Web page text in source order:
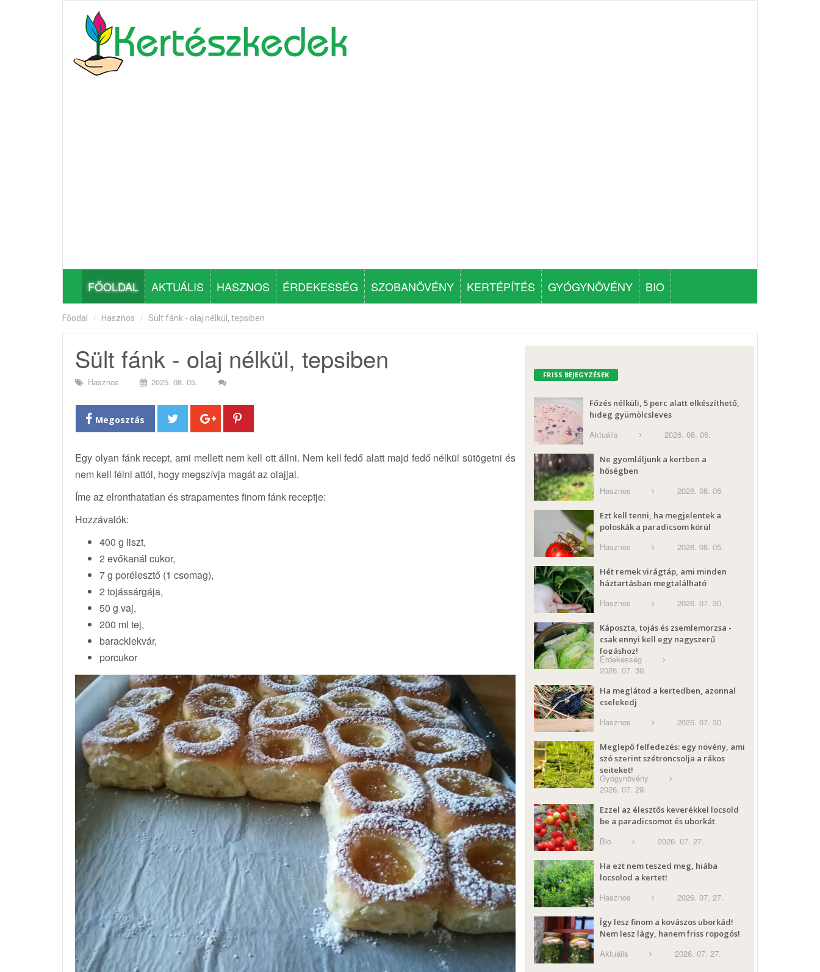
FŐOLDAL AKTUÁLIS HASZNOS ÉRDEKESSÉG SZOBANÖVÉNY KERTÉPÍTÉS GYÓGYNÖVÉNY BIO
Főodal Hasznos Sült fánk - olaj nélkül, tepsiben
Sült fánk - olaj nélkül, tepsiben
Hasznos 2025. 08. 05.
Megosztás
Egy olyan fánk recept, ami mellett nem kell ott állni. Nem kell fedő alatt majd fedő nélkül sütögetni és
nem kell félni attól, hogy megszívja magát az olajjal.
Íme az elronthatatlan és strapamentes finom fánk receptje:
Hozzávalók:
400 g liszt,
2 evőkanál cukor,
7 g porélesztő (1 csomag),
2 tojássárgája,
50 g vaj,
200 ml tej,
baracklekvár,
porcukor
FRISS BEJEGYZÉSEK
Főzés nélküli, 5 perc alatt elkészíthető,
hideg gyümölcsleves
Aktuális 2026. 08. 06.
Ne gyomláljunk a kertben a
hőségben
Hasznos 2026. 08. 06.
Ezt kell tenni, ha megjelentek a
poloskák a paradicsom körül
Hasznos 2026. 08. 05.
Hét remek virágtáp, ami minden
háztartásban megtalálható
Hasznos 2026. 07. 30.
Káposzta, tojás és zsemlemorzsa -
csak ennyi kell egy nagyszerű
fogáshoz!
Érdekesség
2026. 07. 30.
Ha meglátod a kertedben, azonnal
cselekedj
Hasznos 2026. 07. 30.
Meglepő felfedezés: egy növény, ami
szó szerint szétroncsolja a rákos
sejteket!
Gyógynövény
2026. 07. 29.
Ezzel az élesztős keverékkel locsold
be a paradicsomot és uborkát
Bio 2026. 07. 27.
Ha ezt nem teszed meg, hiába
locsolod a kertet!
Hasznos 2026. 07. 27.
Így lesz finom a kovászos uborkád!
Nem lesz lágy, hanem friss ropogós!
Aktuális 2026. 07. 27.